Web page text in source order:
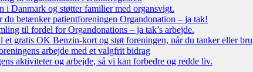
i Danmark og støtter familier med organsvigt.
du betænker patientforeningen Organdonation – ja tak!
til fordel for Organdonations – ja tak’s arbejde.
et gratis OK Benzin-kort og støt foreningen, når du tanker eller
arbejde med et valgfrit bidrag
aktiviteter og arbejde, så vi kan forbedre og redde liv.